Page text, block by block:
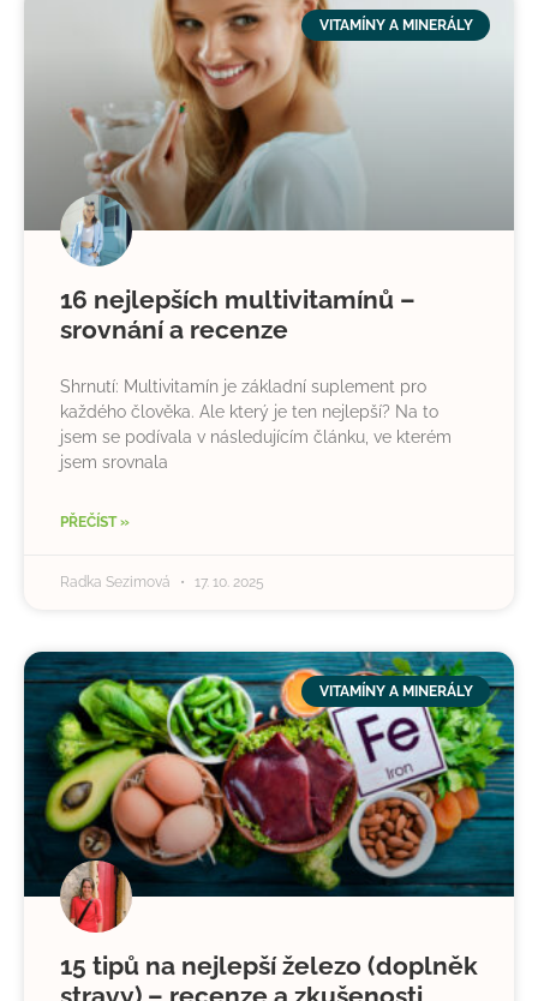
VITAMÍNY A MINERÁLY
16 nejlepších multivitamínů –
srovnání a recenze
Shrnutí: Multivitamín je základní suplement pro
každého člověka. Ale který je ten nejlepší? Na to
jsem se podívala v následujícím článku, ve kterém
jsem srovnala
PŘEČÍST »
Radka Sezimová 17. 10. 2025
VITAMÍNY A MINERÁLY
15 tipů na nejlepší železo (doplněk